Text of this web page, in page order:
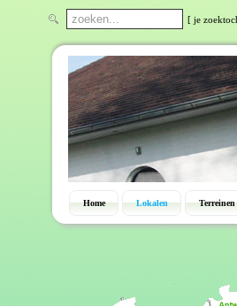
[ je
Home Lokalen Terreinen